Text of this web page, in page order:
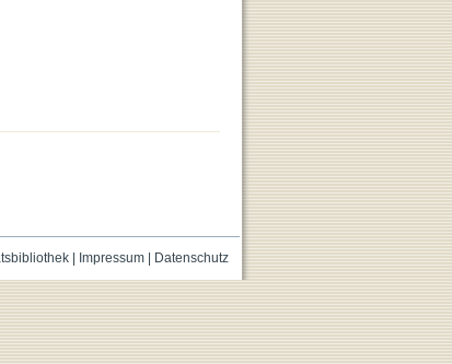
| Impressum| Datenschutz